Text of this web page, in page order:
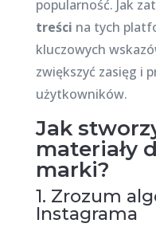
popularność. Jak
treści na tych
kluczowych
zwiększyć zasięg i
użytkowników.
Jak
materiały
marki?
1. Zrozum
Instagrama